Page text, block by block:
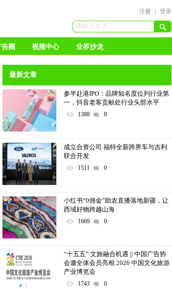
注册
登录
圈 视频中心 业界沙龙
最新文章
参半赴港IPO：品牌知名度位列行业第
一，抖音老客贡献处行业头部水平
1388 0
成立合资公司 福特全新跨界车与吉利
联合开发
1511 0
小红书“0佣金”助农直播落地新疆，让
西域好物跨越山海
1669 0
“十五五” 文旅融合机遇 || 中国广告协
会邀全体会员亮相 2026 中国文化旅游
产业博览会
1743 0